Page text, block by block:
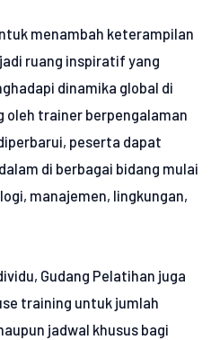
menambah keterampilan
ruang inspiratif yang
dinamika global di
oleh trainer berpengalaman
peserta dapat
di berbagai bidang mulai
manajemen, lingkungan,
Gudang Pelatihan juga
training untuk jumlah
jadwal khusus bagi